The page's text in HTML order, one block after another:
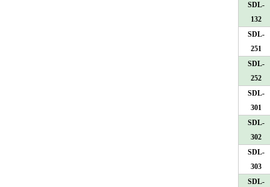
SDL-
132
SDL-
251
SDL-
252
SDL-
301
SDL-
302
SDL-
303
SDL-